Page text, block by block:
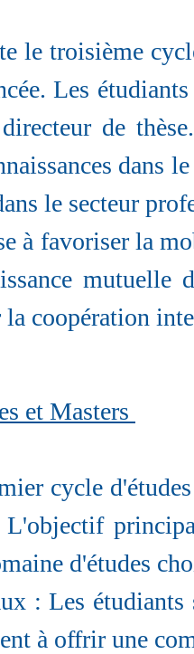
le troisième
Les
de
dans
le secteur
à favoriser la
mutuelle
coopération
et Masters
cycle
L'objectif
d'études
: Les
à offrir une